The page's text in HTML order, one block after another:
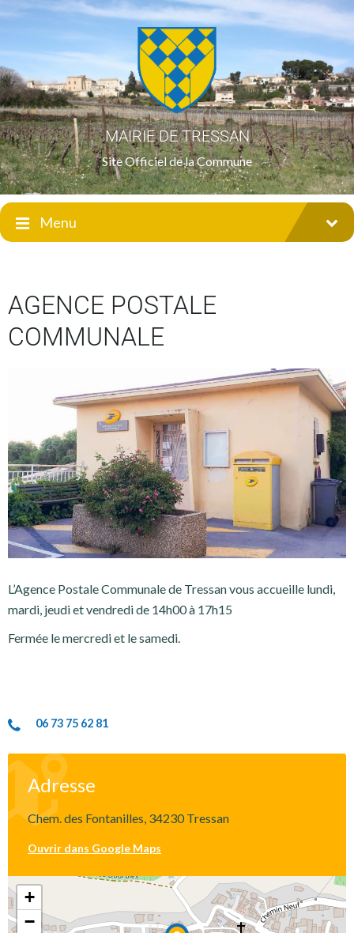
MAIRIE DE TRESSAN
Site Officiel de la Commune
Menu
AGENCE POSTALE
COMMUNALE
L’Agence Postale Communale de Tressan vous accueille lundi,
mardi, jeudi et vendredi de 14h00 à 17h15
Fermée le mercredi et le samedi.
06 73 75 62 81
Adresse
Chem. des Fontanilles, 34230 Tressan
Ouvrir dans Google Maps
+
−